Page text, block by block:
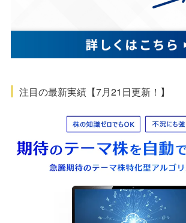
注目の最新実績【7月21日更新！】